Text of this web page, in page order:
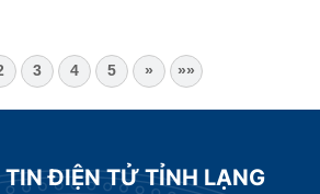
3 4 5 » »»
TIN ĐIỆN TỬ TỈNH LẠNG